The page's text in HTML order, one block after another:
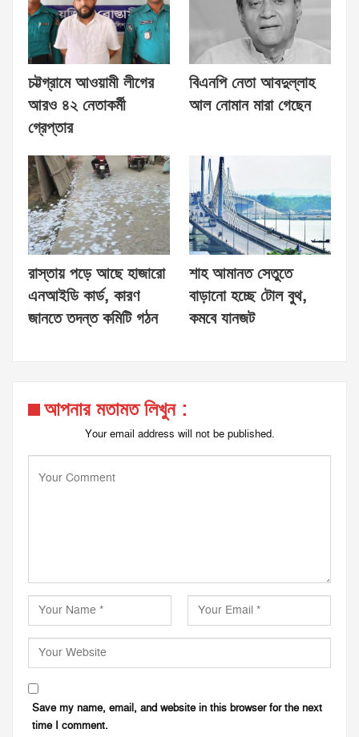
চট্টগ্রামে আওয়ামী লীগের
আরও ৪২ নেতাকর্মী
গ্রেপ্তার
বিএনপি নেতা আবদুল্লাহ
আল নোমান মারা গেছেন
রাস্তায় পড়ে আছে হাজারো
এনআইডি কার্ড, কারণ
জানতে তদন্ত কমিটি গঠন
শাহ আমানত সেতুতে
বাড়ানো হচ্ছে টোল বুথ,
কমবে যানজট
আপনার মতামত লিখুন :
Your email address will not be published.
Save my name, email, and website in this browser for the next
time I comment.